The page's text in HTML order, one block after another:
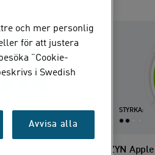
STYRKA:
ZYN
och mer personlig
för att justera
”Cookie-
i Swedish
Avvisa alla